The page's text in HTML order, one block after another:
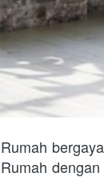
Rumah
Rumah